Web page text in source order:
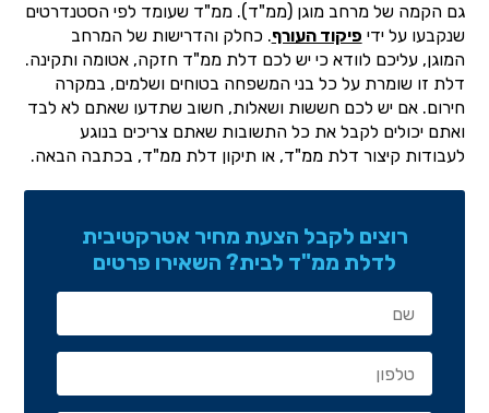
גם הקמה של מרחב מוגן (ממ"ד). ממ"ד שעומד לפי הסטנדרטים
שנקבעו על ידי פיקוד העורף. כחלק והדרישות של המרחב
המוגן, עליכם לוודא כי יש לכם דלת ממ"ד חזקה, אטומה ותקינה.
דלת זו שומרת על כל בני המשפחה בטוחים ושלמים, במקרה
חירום. אם יש לכם חששות ושאלות, חשוב שתדעו שאתם לא לבד
ואתם יכולים לקבל את כל התשובות שאתם צריכים בנוגע
לעבודות קיצור דלת ממ"ד, או תיקון דלת ממ"ד, בכתבה הבאה.
רוצים לקבל הצעת מחיר אטרקטיבית
לדלת ממ"ד לבית? השאירו פרטים